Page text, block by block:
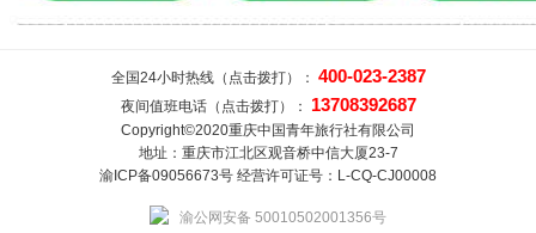
全国24小时热线（点击拨打）： 400-023-2387
夜间值班电话（点击拨打）： 13708392687
Copyright©2020重庆中国青年旅行社有限公司
地址：重庆市江北区观音桥中信大厦23-7
渝ICP备09056673号 经营许可证号：L-CQ-CJ00008
渝公网安备 50010502001356号